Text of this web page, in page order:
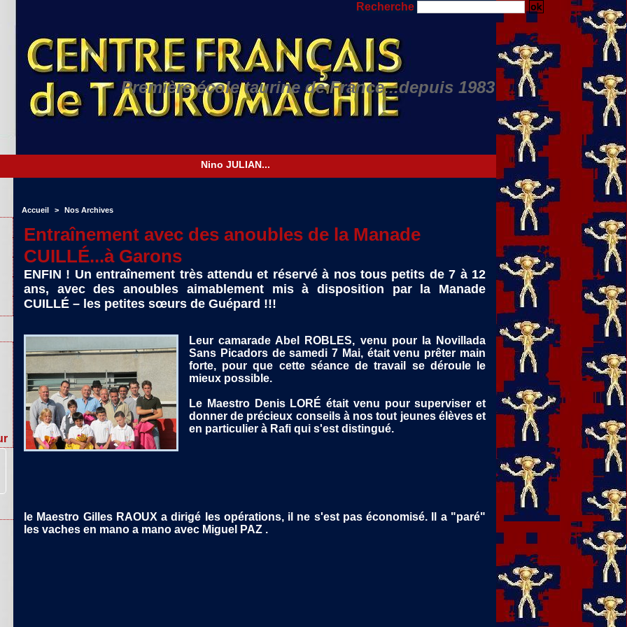
Recherche
Première école taurine de France...depuis 1983
Accueil > Nos Archives
Entraînement avec des anoubles de la Manade
CUILLÉ...à Garons
ENFIN ! Un entraînement très attendu et réservé à nos tous petits de 7 à 12
ans, avec des anoubles aimablement mis à disposition par la Manade
CUILLÉ – les petites sœurs de Guépard !!!
Leur camarade Abel ROBLES, venu pour la Novillada
Sans Picadors de samedi 7 Mai, était venu prêter main
forte, pour que cette séance de travail se déroule le
mieux possible.
Le Maestro Denis LORÉ était venu pour superviser et
donner de précieux conseils à nos tout jeunes élèves et
en particulier à Rafi qui s'est distingué.
le Maestro Gilles RAOUX a dirigé les opérations, il ne s'est pas économisé. Il a "paré"
les vaches en mano a mano avec Miguel PAZ .